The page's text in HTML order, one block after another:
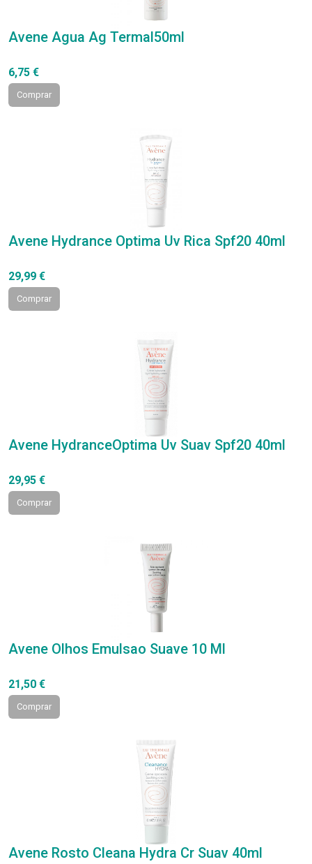
Avene Agua Ag Termal50ml
6,75 €
Comprar
Avene Hydrance Optima Uv Rica Spf20 40ml
29,99 €
Comprar
Avene HydranceOptima Uv Suav Spf20 40ml
29,95 €
Comprar
Avene Olhos Emulsao Suave 10 Ml
21,50 €
Comprar
Avene Rosto Cleana Hydra Cr Suav 40ml